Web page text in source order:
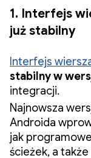
1. Interfejs
już stabilny
Interfejs
stabilny w
integracji.
Najnowsza
Androida
jak
ścieżek, a